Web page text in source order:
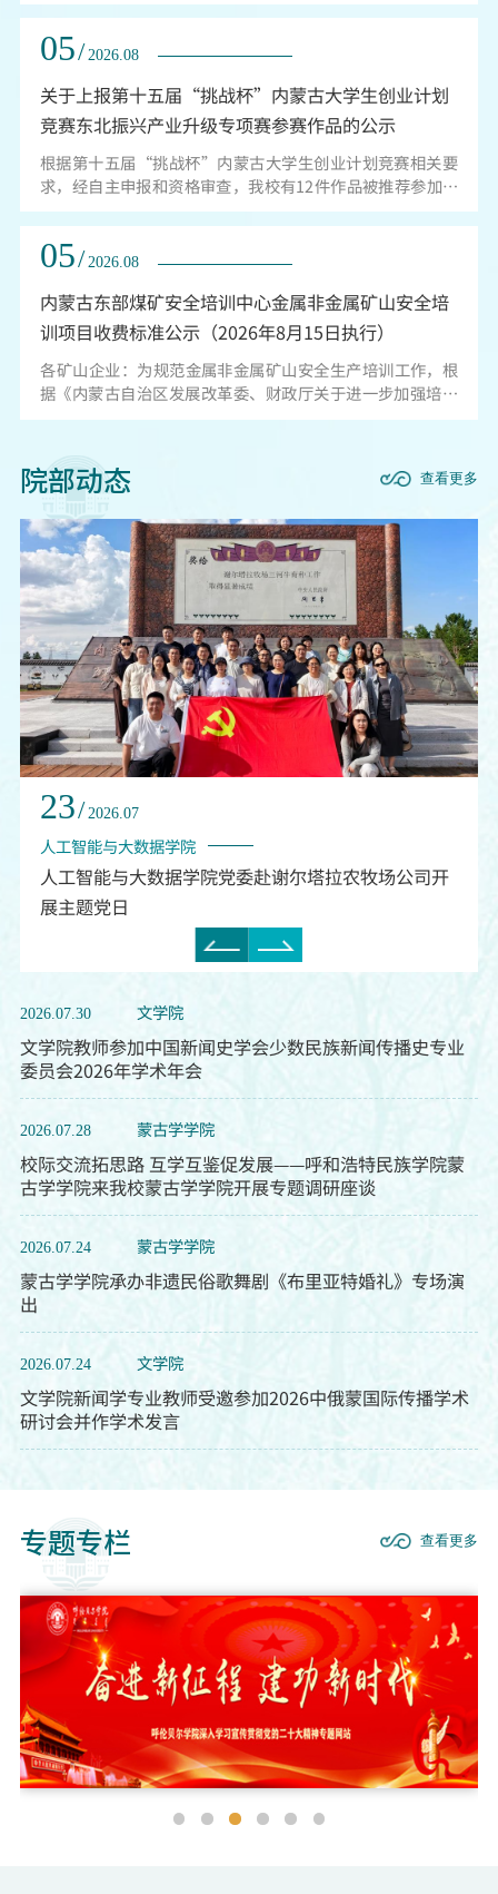
失范行为，按照内蒙古自治区教育厅相关文件要求，决定面
向社会统一公布我校师德师风监督举报平台联系方式。一、
纪委监察专员办公室；0470-3103346教师发展中心（党委教
师工作部）；0470-3103117教师发展...
05/ 2026.08
关于上报第十五届“挑战杯”内蒙古大学生创业计划
竞赛东北振兴产业升级专项赛参赛作品的公示
根据第十五届“挑战杯”内蒙古大学生创业计划竞赛相关要
求，经自主申报和资格审查，我校有12件作品被推荐参加东
北振兴产业升级专项赛，现予以公示。公示时间：2026年8月
5日-8月11日。联系电话：0470-3103055（团委）；
15147087775（团委）。共青团呼伦贝尔学院委员会2026年
05/ 2026.08
内蒙古东部煤矿安全培训中心金属非金属矿山安全培
训项目收费标准公示（2026年8月15日执行）
​各矿山企业：为规范金属非金属矿山安全生产培训工作，根
据《内蒙古自治区发展改革委、财政厅关于进一步加强培训
收费管理工作有关问题的通知》（内发改费字〔2018〕1399
准由具有相应培训资质、资格的培训机构根据培训成本和供
需情况自主确定。鉴于呼伦贝尔地区金属非金属矿山人员分
散、培训规模较小，实操设备投入、师资运营成本偏高。经
研究审议，现将金属非金属矿山安...
院部动态 查看更多
2026.07
智能与大数据学院
智能与大数据学院党委赴谢尔塔拉农牧场公司开
题党日
体育
2026.07.30 文学院
文学院教师参加中国新闻史学会少数民族新闻传播史专业
委员会2026年学术年会
2026.07.28 蒙古学学院
校际交流拓思路 互学互鉴促发展——呼和浩特民族学院蒙
古学学院来我校蒙古学学院开展专题调研座谈
2026.07.24 蒙古学学院
蒙古学学院承办非遗民俗歌舞剧《布里亚特婚礼》专场演
出
2026.07.24 文学院
文学院新闻学专业教师受邀参加2026中俄蒙国际传播学术
研讨会并作学术发言
专题专栏 查看更多